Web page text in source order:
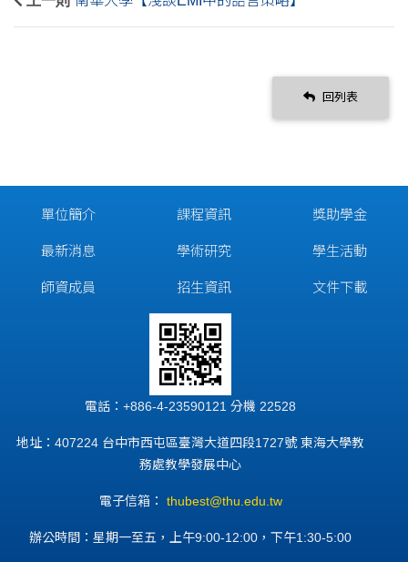
回列表
單位簡介
最新消息
師資成員
課程資訊
學術研究
招生資訊
獎助學金
學生活動
文件下載
電話：+886-4-23590121 分機 22528
地址：407224 台中市西屯區臺灣大道四段1727號 東海大學教
務處教學發展中心
電子信箱： thubest@thu.edu.tw
辦公時間：星期一至五，上午9:00-12:00，下午1:30-5:00